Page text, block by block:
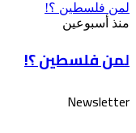
لمن فلسطين ؟!
منذ أسبوعين
لمن فلسطين ؟!
Newsletter